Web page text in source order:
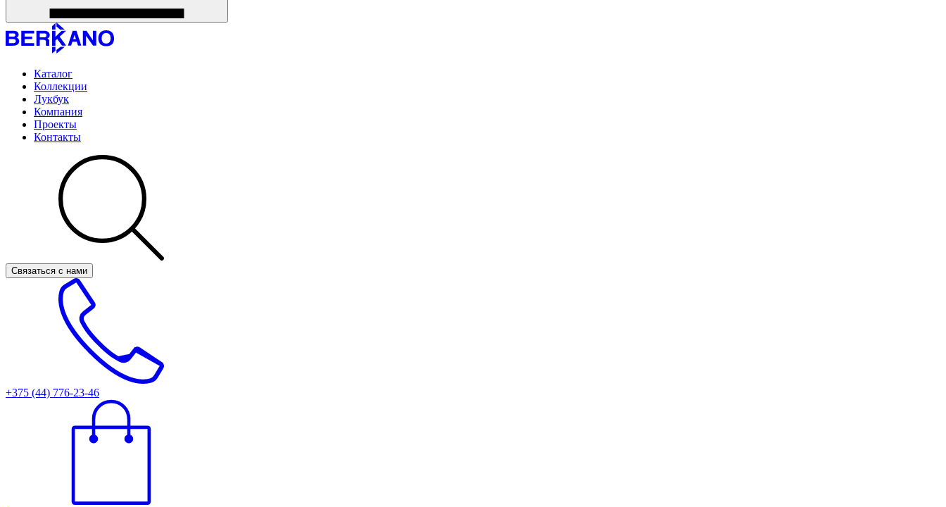
Каталог
Коллекции
Лукбук
Компания
Проекты
Контакты
Связаться с нами
+375 (44) 776-23-46